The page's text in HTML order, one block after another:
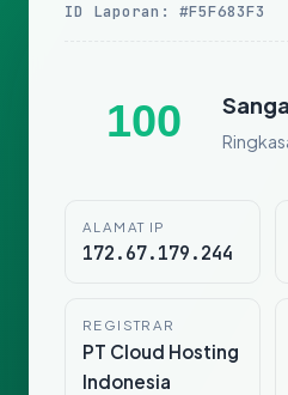
ID Laporan: #F5F683F3
100
ALAMAT IP
172.67.179.244
REGISTRAR
PT Cloud Hosting
Indonesia